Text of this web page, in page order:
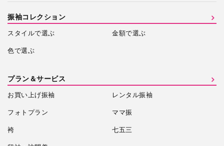
振袖コレクション
スタイルで選ぶ 金額で選ぶ
色で選ぶ
プラン＆サービス
お買い上げ振袖 レンタル振袖
フォトプラン ママ振
袴 七五三